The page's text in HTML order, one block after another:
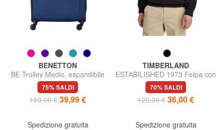
BENETTON
BE Trolley Medio, espandibile
75% SALDI
159,00 € 39,99 €
Spedizione gratuita
TIMBERLAND
ESTABILISHED 1973 Felpa con
cappuccio ricamo logo
70% SALDI
120,00 € 36,00 €
Spedizione gratuita